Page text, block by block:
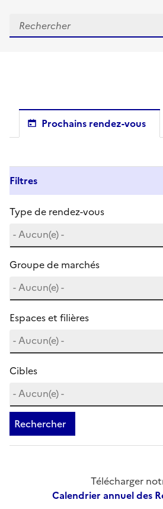
Prochains rendez-vous
Filtres
Type de rendez-vous
Groupe de marchés
Espaces et filières
Cibles
Rechercher
Télécharger
Calendrier annuel des